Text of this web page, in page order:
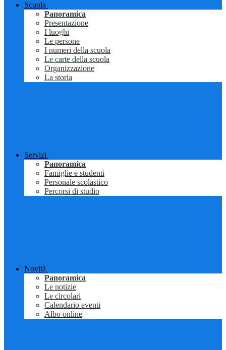
Scuola
Panoramica
Presentazione
I luoghi
Le persone
I numeri della scuola
Le carte della scuola
Organizzazione
La storia
Servizi
Panoramica
Famiglie e studenti
Personale scolastico
Percorsi di studio
Novità
Panoramica
Le notizie
Le circolari
Calendario eventi
Albo online